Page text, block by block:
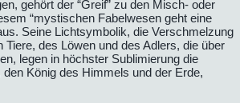
gehört der “Greif” zu den Misch- oder
“mystischen Fabelwesen geht eine
Seine Lichtsymbolik, die Verschmelzung
Tiere, des Löwen und des Adlers, die über
legen in höchster Sublimierung die
König des Himmels und der Erde,